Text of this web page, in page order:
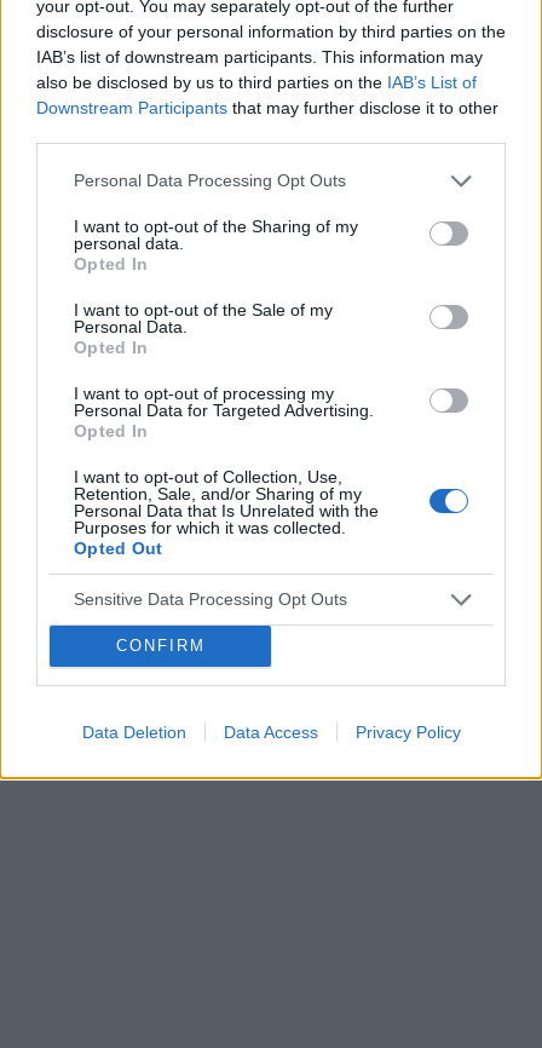
your opt-out. You may separately opt-out of the further
disclosure of your personal information by third parties on the
IAB’s list of downstream participants. This information may
also be disclosed by us to third parties on the IAB’s List of
Downstream Participants that may further disclose it to other
Personal Data Processing Opt Outs
I want to opt-out of the Sharing of my
personal data.
Opted In
I want to opt-out of the Sale of my
Personal Data.
Opted In
I want to opt-out of processing my
Personal Data for Targeted Advertising.
Opted In
I want to opt-out of Collection, Use,
Retention, Sale, and/or Sharing of my
Personal Data that Is Unrelated with the
Purposes for which it was collected.
Opted Out
Sensitive Data Processing Opt Outs
CONFIRM
Data Deletion Data Access Privacy Policy
Hej! 6 miesięcy po porodzie , nie karmię piersią.
Brak miesiączki - miałam już przepisane luteinę l,
która nie wywołała okresu a następnie plastry
systen 50 i ponownie luteinę, które również
okresu nie wywołały. Plastry odklejały się.
Miałam wykonane badania hormonalne i
wyszedł bardzo niski poziom estrogenow. Około
Forum: Ginekologia - forum dla rodziny i
pacjentki
Czy to normalne ?
Hej od pewnego czasu pojawiają mi sie drobne
wiem czy to wina maszynki...
Forum:Dla nastolatek
POWIĄZANE
Tematy
embolizacja mięśniaków macicy
ropień gruczołu bartholina